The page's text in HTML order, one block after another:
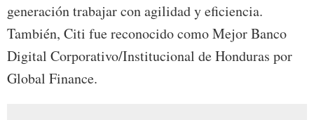
generación trabajar con agilidad y eficiencia.
También, Citi fue reconocido como Mejor Banco
Digital Corporativo/Institucional de Honduras por
Global Finance.